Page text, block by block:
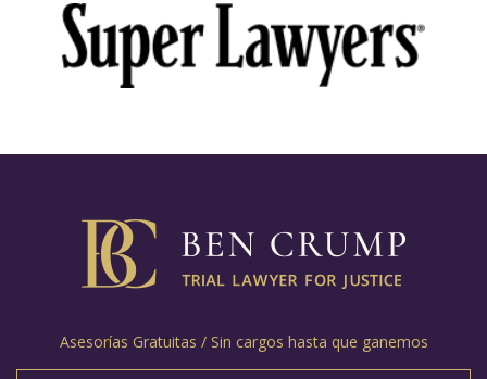
Asesorías Gratuitas / Sin cargos hasta que ganemos